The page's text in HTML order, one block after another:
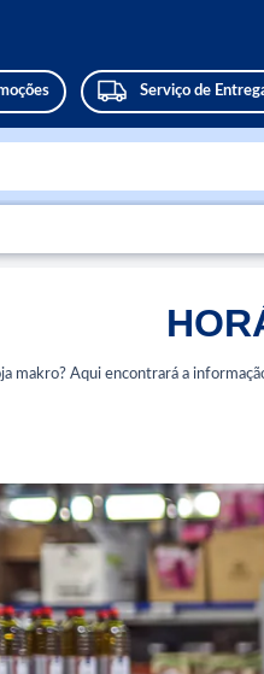
Serviço de
makro? Aqui encontrará a